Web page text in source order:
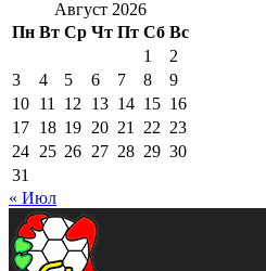
Август 2026
Пн Вт Ср Чт Пт Сб Вс
1
2
3
4 5 6 7 8
9
10 11 12 13 14 15 16
17 18 19 20 21 22 23
24 25 26 27 28 29 30
31
« Июл